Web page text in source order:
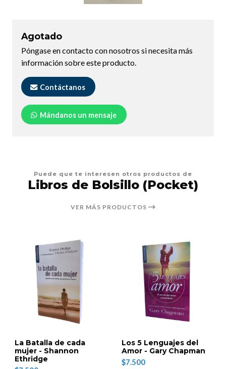
Agotado
Póngase en contacto con nosotros si necesita más
información sobre este producto.
Contáctanos
Mándanos un mensaje
Puede que te interesen otros productos de
Libros de Bolsillo (Pocket)
VER MÁS PRODUCTOS
La Batalla de cada
mujer - Shannon
Ethridge
Los 5 Lenguajes del
Amor - Gary Chapman
$7.500